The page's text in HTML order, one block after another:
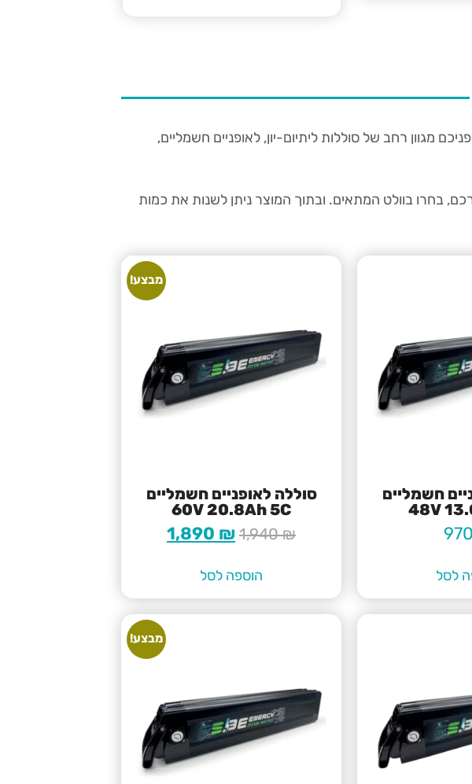
מגוון רחב של סוללות ליתיום-יון, לאופניים חשמליים,
בחרו בוולט המתאים. ובתוך המוצר ניתן לשנות את כמות
חשמליים
48V
970
לסל
מבצע!
סוללה לאופניים חשמליים
60V 20.8Ah 5C
1,940₪
1,890 ₪
הוספה לסל
מבצע!